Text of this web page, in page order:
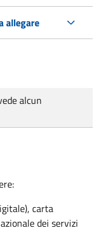
allegare
alcun
carta
dei servizi